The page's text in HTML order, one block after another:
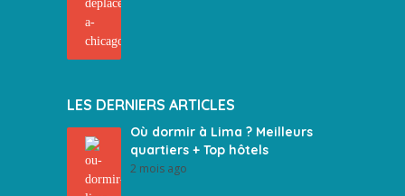
LES DERNIERS ARTICLES
Où dormir à Lima ? Meilleurs
quartiers + Top hôtels
2 mois ago